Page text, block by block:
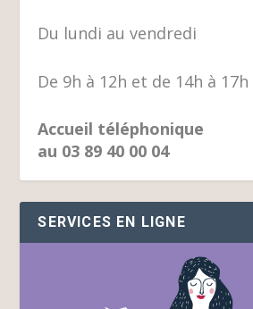
Du lundi au vendredi
De 9h à 12h et de 14h à 17h
Accueil téléphonique
au 03 89 40 00 04
SERVICES EN LIGNE